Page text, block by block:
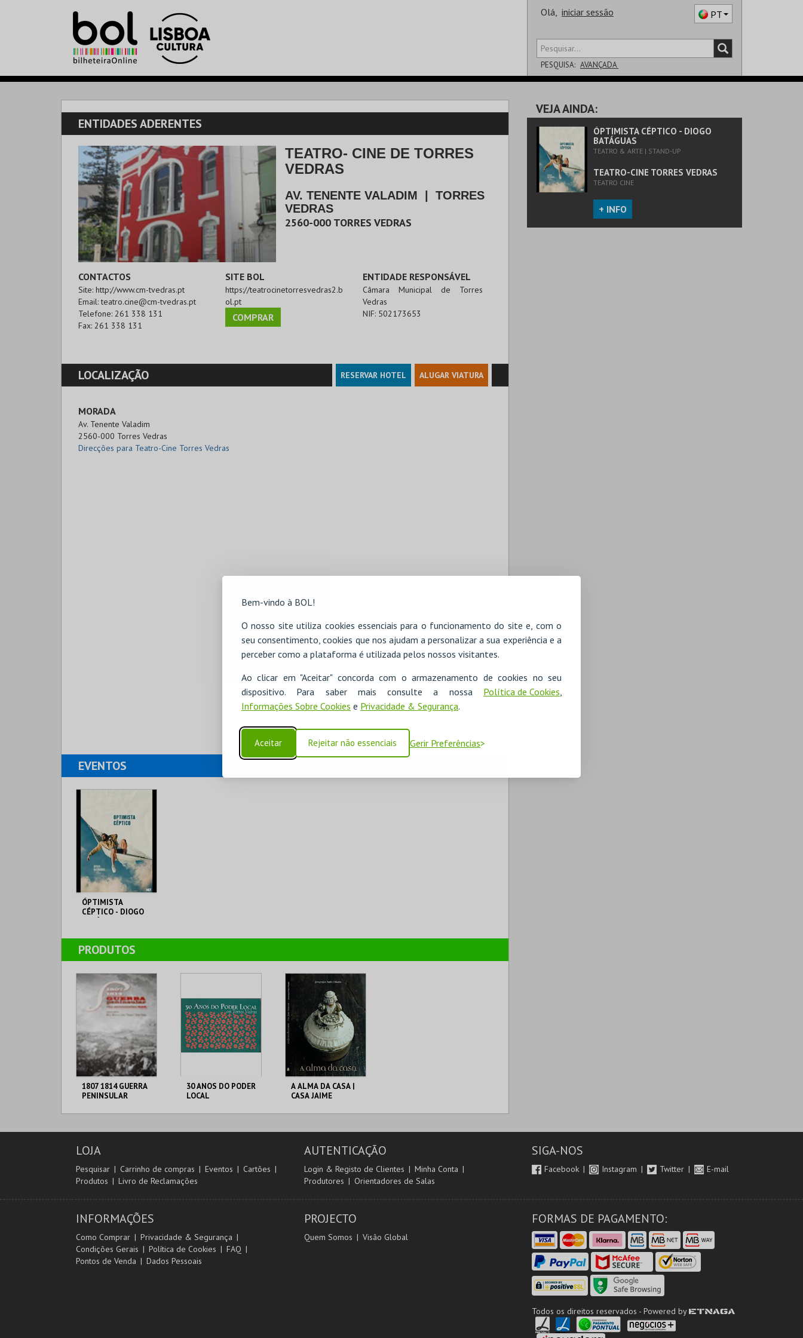
Bem-vindo à BOL!
O nosso site utiliza cookies essenciais para o funcionamento do site e, com o
seu consentimento, cookies que nos ajudam a personalizar a sua experiência e a
perceber como a plataforma é utilizada pelos nossos visitantes.
Ao clicar em "Aceitar" concorda com o armazenamento de cookies no seu
dispositivo. Para saber mais consulte a nossa Política de Cookies
Informações Sobre Cookies e Privacidade & Segurança.
Aceitar Rejeitar não essenciais Gerir Preferências
Olá, iniciar sessão PT
PESQUISA: AVANÇADA
SALA
ENTIDADES ADERENTES
TEATRO- CINE DE TORRES
VEDRAS
AV. TENENTE VALADIM
TORRES
VEDRAS
2560-000 TORRES VEDRAS
CONTACTOS
Site: http://www.cm-tvedras.pt
Email:teatro.cine@cm-tvedras.pt
Telefone: 261 338 131
Fax: 261 338 131
SITE BOL
https://teatrocinetorresvedras2.b
ol.pt
COMPRAR
ENTIDADE RESPONSÁVEL
Câmara Municipal de Torres
Vedras
NIF: 502173653
LOCALIZAÇÃO RESERVAR HOTEL ALUGAR VIATURA
MORADA
Av. Tenente Valadim
2560-000 Torres Vedras
Direcções para Teatro-Cine Torres Vedras
EVENTOS
ÓPTIMISTA
CÉPTICO - DIOGO
TEATRO-CINE
TORRES VEDRAS
MAIS INFO
COMPRAR
PRODUTOS
1807 1814 GUERRA
PENINSULAR
C. M. TORRES
COMPRAR
30 ANOS DO PODER
LOCAL
C. M. TORRES
A ALMA DA CASA |
CASA JAIME
C. M. TORRES
VEJA AINDA:
ÓPTIMISTA CÉPTICO - DIOGO
BATÁGUAS
TEATRO & ARTE | STAND-UP
TEATRO-CINE TORRES VEDRAS
TEATRO CINE
+ INFO
LOJA
Pesquisar Carrinho de compras Eventos
Cartões
Produtos
Livro de Reclamações
AUTENTICAÇÃO
Login & Registo de Clientes
Minha Conta
Produtores
Orientadores de Salas
SIGA-NOS
Facebook Instagram Twitter E-mail
INFORMAÇÕES
Como Comprar
Privacidade & Segurança
Condições Gerais
Política de Cookies
FAQ
Pontos de Venda
Dados Pessoais
PROJECTO
Quem Somos Visão Global
FORMAS DE PAGAMENTO:
Todos os direitos reservados - Powered by